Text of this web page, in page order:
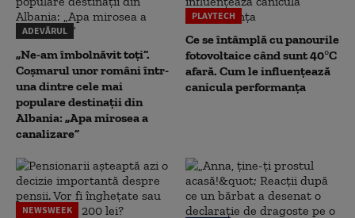
ADEVĂRUL
„Ne-am îmbolnăvit toți”.
Coșmarul unor români într-
una dintre cele mai
populare destinații din
Albania: „Apa mirosea a
canalizare”
PLAYTECH
Ce se întâmplă cu panourile
fotovoltaice când sunt 40°C
afară. Cum le influențează
canicula performanța
NEWSWEEK